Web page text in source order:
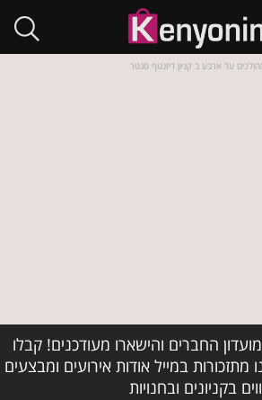
על ארבע ב קניון דיזנגוף סנטר
החברים והישארו מעודכנים! קבלו
מתזכורות במייל אודות אירועים ומבצעים
בקניונים ובחנויות